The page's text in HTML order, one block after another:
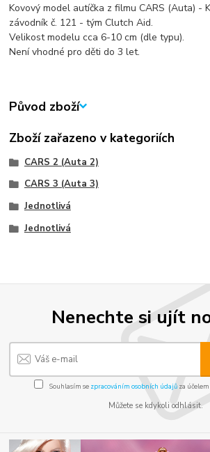
Kovový model autíčka z filmu CARS (Auta) -
závodník č. 121 - tým Clutch Aid.
Velikost modelu cca 6-10 cm (dle typu).
Není vhodné pro děti do 3 let.
Původ zboží
Zboží zařazeno v kategoriích
CARS 2 (Auta 2)
CARS 3 (Auta 3)
Jednotlivá
Jednotlivá
Nenechte si ujít
Souhlasím se zpracováním osobních údajůza
Můžete se kdykoli odhlásit.